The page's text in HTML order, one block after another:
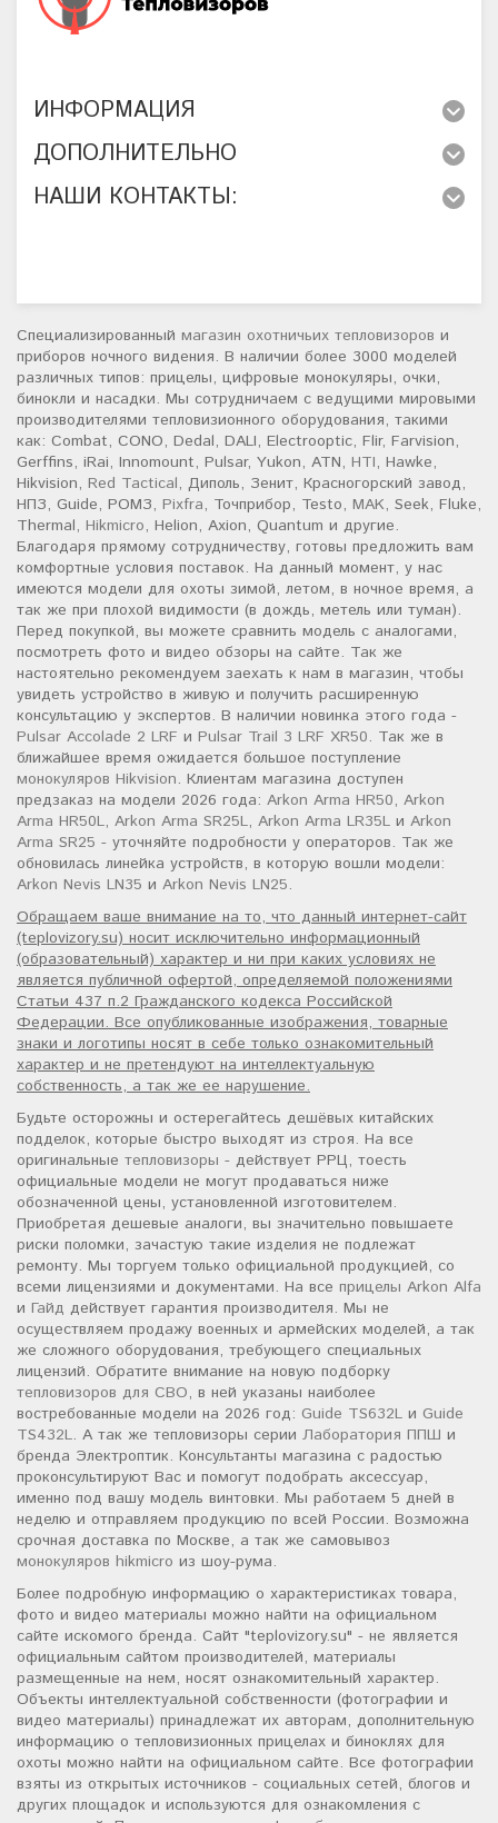
ИНФОРМАЦИЯ
ДОПОЛНИТЕЛЬНО
НАШИ КОНТАКТЫ:
Специализированный магазин охотничьих тепловизоров и
приборов ночного видения. В наличии более 3000 моделей
различных типов: прицелы, цифровые монокуляры, очки,
бинокли и насадки. Мы сотрудничаем с ведущими мировыми
производителями тепловизионного оборудования, такими
как: Combat, CONO, Dedal, DALI, Electrooptic, Flir, Farvision,
Gerffins, iRai, Innomount, Pulsar, Yukon, ATN, HTI, Hawke,
Hikvision, Red Tactical, Диполь, Зенит, Красногорский завод,
НПЗ, Guide, РОМЗ, Pixfra, Точприбор, Testo, MAK, Seek, Fluke,
Thermal, Hikmicro, Helion, Axion, Quantum и другие.
Благодаря прямому сотрудничеству, готовы предложить вам
комфортные условия поставок. На данный момент, у нас
имеются модели для охоты зимой, летом, в ночное время, а
так же при плохой видимости (в дождь, метель или туман).
Перед покупкой, вы можете сравнить модель с аналогами,
посмотреть фото и видео обзоры на сайте. Так же
настоятельно рекомендуем заехать к нам в магазин, чтобы
увидеть устройство в живую и получить расширенную
консультацию у экспертов. В наличии новинка этого года -
Pulsar Accolade 2 LRF и Pulsar Trail 3 LRF XR50. Так же в
ближайшее время ожидается большое поступление
монокуляров Hikvision. Клиентам магазина доступен
предзаказ на модели 2026 года: Arkon Arma HR50, Arkon
Arma HR50L, Arkon Arma SR25L, Arkon Arma LR35L и Arkon
Arma SR25 - уточняйте подробности у операторов. Так же
обновилась линейка устройств, в которую вошли модели:
Arkon Nevis LN35 и Arkon Nevis LN25.
Обращаем ваше внимание на то, что данный интернет-сайт
(teplovizory.su) носит исключительно информационный
(образовательный) характер и ни при каких условиях не
является публичной офертой, определяемой положениями
Статьи 437 п.2 Гражданского кодекса Российской
Федерации. Все опубликованные изображения, товарные
знаки и логотипы носят в себе только ознакомительный
характер и не претендуют на интеллектуальную
собственность, а так же ее нарушение.
Будьте осторожны и остерегайтесь дешёвых китайских
подделок, которые быстро выходят из строя. На все
оригинальные тепловизоры - действует РРЦ, тоесть
официальные модели не могут продаваться ниже
обозначенной цены, установленной изготовителем.
Приобретая дешевые аналоги, вы значительно повышаете
риски поломки, зачастую такие изделия не подлежат
ремонту. Мы торгуем только официальной продукцией, со
всеми лицензиями и документами. На все прицелы Arkon Alfa
и Гайд действует гарантия производителя. Мы не
осуществляем продажу военных и армейских моделей, а так
же сложного оборудования, требующего специальных
лицензий. Обратите внимание на новую подборку
тепловизоров для СВО, в ней указаны наиболее
востребованные модели на 2026 год: Guide TS632L и Guide
TS432L. А так же тепловизоры серии Лаборатория ППШ и
бренда Электроптик. Консультанты магазина с радостью
проконсультируют Вас и помогут подобрать аксессуар,
именно под вашу модель винтовки. Мы работаем 5 дней в
неделю и отправляем продукцию по всей России. Возможна
срочная доставка по Москве, а так же самовывоз
монокуляров hikmicro из шоу-рума.
Более подробную информацию о характеристиках товара,
фото и видео материалы можно найти на официальном
сайте искомого бренда. Сайт "teplovizory.su" - не является
официальным сайтом производителей, материалы
размещенные на нем, носят ознакомительный характер.
Объекты интеллектуальной собственности (фотографии и
видео материалы) принадлежат их авторам, дополнительную
информацию о тепловизионных прицелах и биноклях для
охоты можно найти на официальном сайте. Все фотографии
взяты из открытых источников - социальных сетей, блогов и
других площадок и используются для ознакомления с